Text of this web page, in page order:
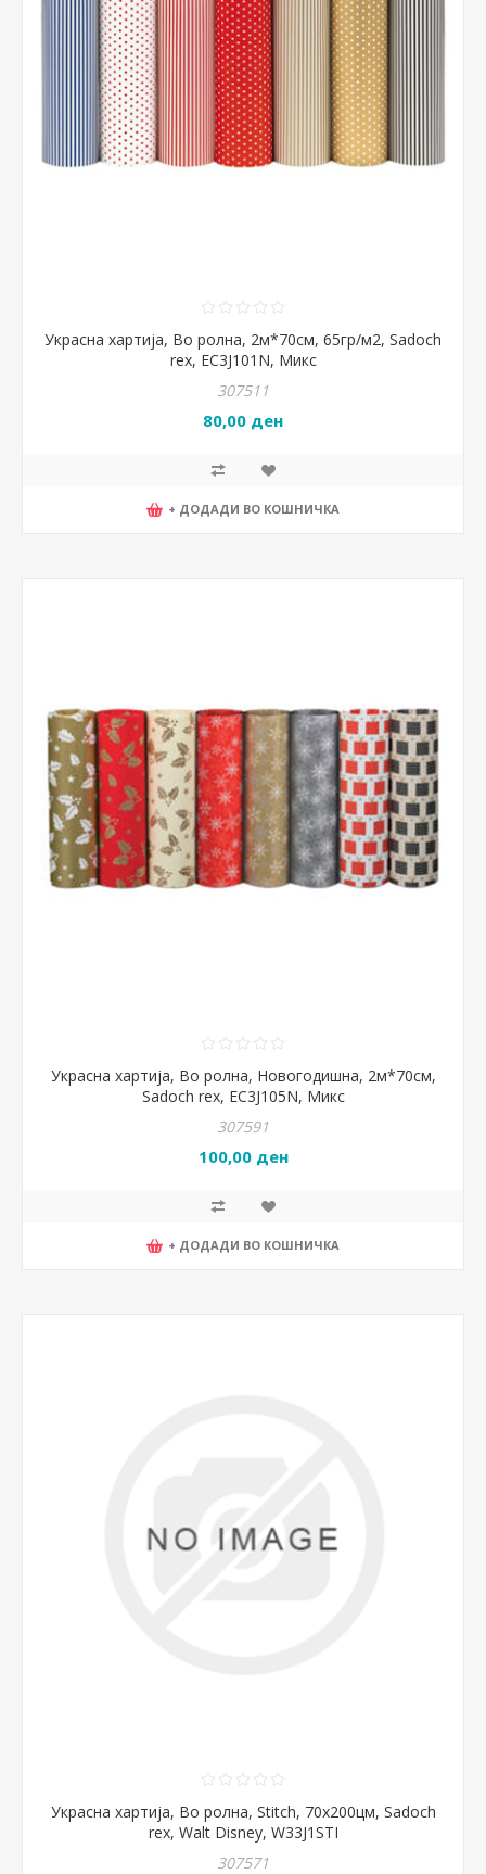
Украсна хартија, Во ролна, 2м*70см, 65гр/м2, Sadoch
rex, EC3J101N, Микс
307511
80,00 ден
+ ДОДАДИ ВО КОШНИЧКА
Украсна хартија, Во ролна, Новогодишна, 2м*70см,
Sadoch rex, EC3J105N, Микс
307591
100,00 ден
+ ДОДАДИ ВО КОШНИЧКА
Украсна хартија, Во ролна, Stitch, 70x200цм, Sadoch
rex, Walt Disney, W33J1STI
307571